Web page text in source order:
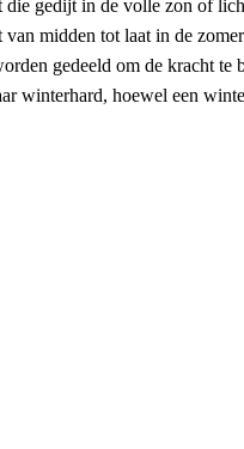
gedijt in de volle zon of
midden tot laat in de
gedeeld om de kracht te
winterhard, hoewel een